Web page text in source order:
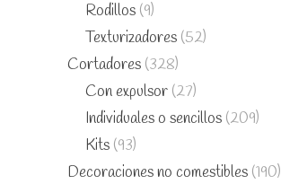
Rodillos (9)
Texturizadores (52)
Cortadores (328)
Con expulsor (27)
Individuales o sencillos (209)
Kits (93)
Decoraciones no comestibles (190)